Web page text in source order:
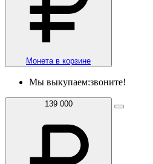
Монета в корзине
Мы выкупаем:звоните!
139 000